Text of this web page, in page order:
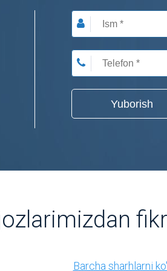
Yuborish
Barcha sharhlarni